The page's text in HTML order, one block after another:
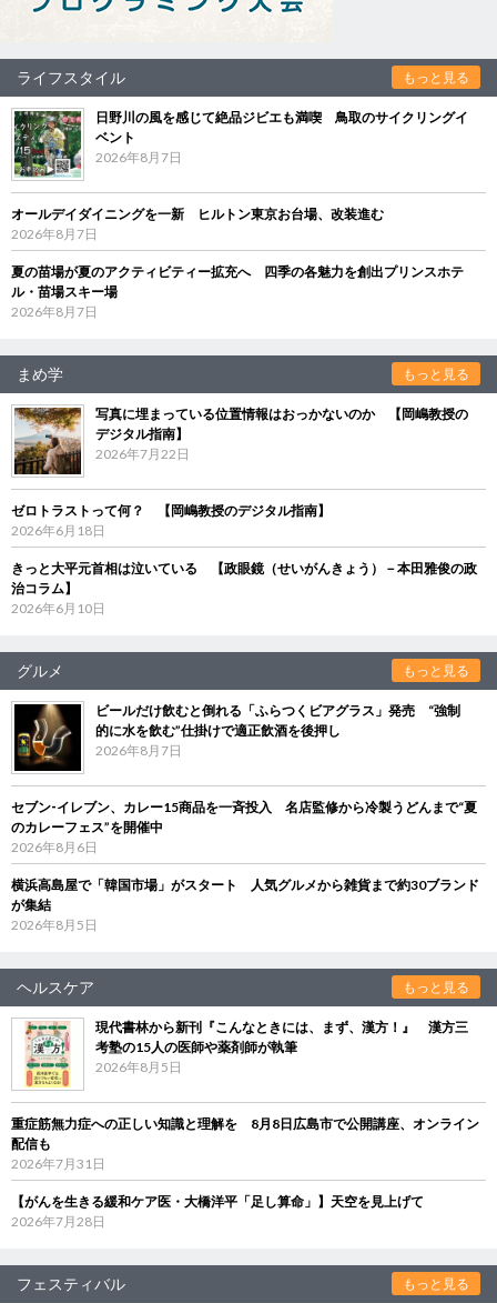
ライフスタイル もっと見る
日野川の風を感じて絶品ジビエも満喫 鳥取のサイクリングイ
ベント
2026年8月7日
オールデイダイニングを一新 ヒルトン東京お台場、改装進む
2026年8月7日
夏の苗場が夏のアクティビティー拡充へ 四季の各魅力を創出プリンスホテ
ル・苗場スキー場
2026年8月7日
まめ学 もっと見る
写真に埋まっている位置情報はおっかないのか 【岡嶋教授の
デジタル指南】
2026年7月22日
ゼロトラストって何？ 【岡嶋教授のデジタル指南】
2026年6月18日
きっと大平元首相は泣いている 【政眼鏡（せいがんきょう）－本田雅俊の政
治コラム】
2026年6月10日
グルメ もっと見る
ビールだけ飲むと倒れる「ふらつくビアグラス」発売 “強制
的に水を飲む”仕掛けで適正飲酒を後押し
2026年8月7日
セブン‐イレブン、カレー15商品を一斉投入 名店監修から冷製うどんまで“夏
のカレーフェス”を開催中
2026年8月6日
横浜高島屋で「韓国市場」がスタート 人気グルメから雑貨まで約30ブランド
が集結
2026年8月5日
ヘルスケア もっと見る
現代書林から新刊『こんなときには、まず、漢方！』 漢方三
考塾の15人の医師や薬剤師が執筆
2026年8月5日
重症筋無力症への正しい知識と理解を 8月8日広島市で公開講座、オンライン
配信も
2026年7月31日
【がんを生きる緩和ケア医・大橋洋平「足し算命」】天空を見上げて
2026年7月28日
フェスティバル もっと見る